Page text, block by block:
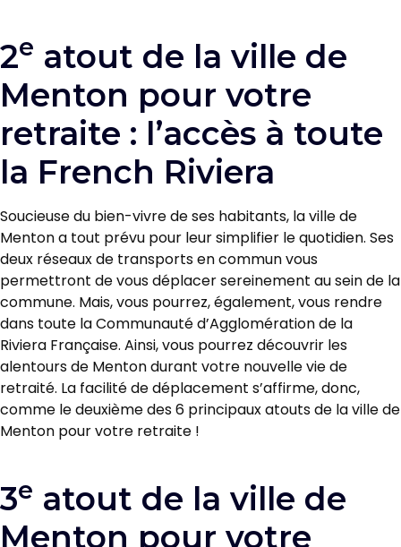
2e atout de la ville de
Menton pour votre
retraite : l’accès à toute
la French Riviera
Soucieuse du bien-vivre de ses habitants, la ville de
Menton a tout prévu pour leur simplifier le quotidien. Ses
deux réseaux de transports en commun vous
permettront de vous déplacer sereinement au sein de la
commune. Mais, vous pourrez, également, vous rendre
dans toute la Communauté d’Agglomération de la
Riviera Française. Ainsi, vous pourrez découvrir les
alentours de Menton durant votre nouvelle vie de
retraité. La facilité de déplacement s’affirme, donc,
comme le deuxième des 6 principaux atouts de la ville de
Menton pour votre retraite !
3e atout de la ville de
Menton pour votre